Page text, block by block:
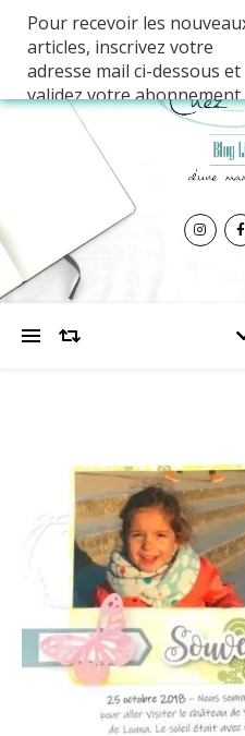
Pour recevoir les nouveaux
articles, inscrivez votre
adresse mail ci-dessous et
validez votre abonnement.